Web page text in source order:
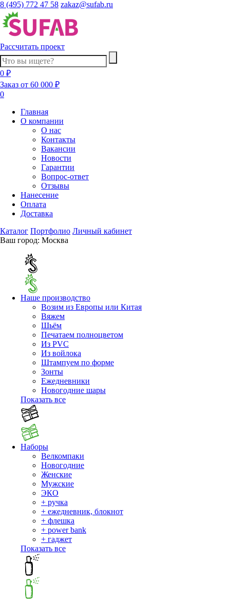
8 (495) 772 47 58 zakaz@sufab.ru
Рассчитать проект
0 ₽
Заказ от 60 000 ₽
0
Главная
О компании
О нас
Контакты
Вакансии
Новости
Гарантии
Вопрос-ответ
Отзывы
Нанесение
Оплата
Доставка
Каталог Портфолио Личный кабинет
Ваш город: Москва
Наше производство
Возим из Европы или Китая
Вяжем
Шьём
Печатаем полноцветом
Из PVC
Из войлока
Штампуем по форме
Зонты
Ежедневники
Новогодние шары
Показать все
Наборы
Велкомпаки
Новогодние
Женские
Мужские
ЭКО
+ ручка
+ ежедневник, блокнот
+ флешка
+ power bank
+ гаджет
Показать все